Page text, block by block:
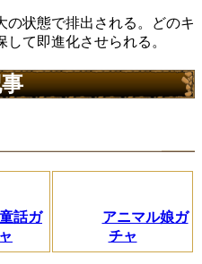
の状態で排出される。どのキ
て即進化させられる。
童話ガ
アニマル娘ガ
チャ